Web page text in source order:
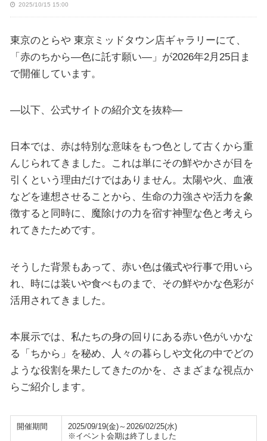
2025/10/15 15:00
東京のとらや 東京ミッドタウン店ギャラリーにて、
「赤のちから―色に託す願い―」が2026年2月25日ま
で開催しています。
—以下、公式サイトの紹介文を抜粋—
日本では、赤は特別な意味をもつ色として古くから重
んじられてきました。これは単にその鮮やかさが目を
引くという理由だけではありません。太陽や火、血液
などを連想させることから、生命の力強さや活力を象
徴すると同時に、魔除けの力を宿す神聖な色と考えら
れてきたためです。
そうした背景もあって、赤い色は儀式や行事で用いら
れ、時には装いや食べものまで、その鮮やかな色彩が
活用されてきました。
本展示では、私たちの身の回りにある赤い色がいかな
る「ちから」を秘め、人々の暮らしや文化の中でどの
ような役割を果たしてきたのかを、さまざまな視点か
らご紹介します。
開催期間
2025/09/19(金)～2026/02/25(水)
※イベント会期は終了しました